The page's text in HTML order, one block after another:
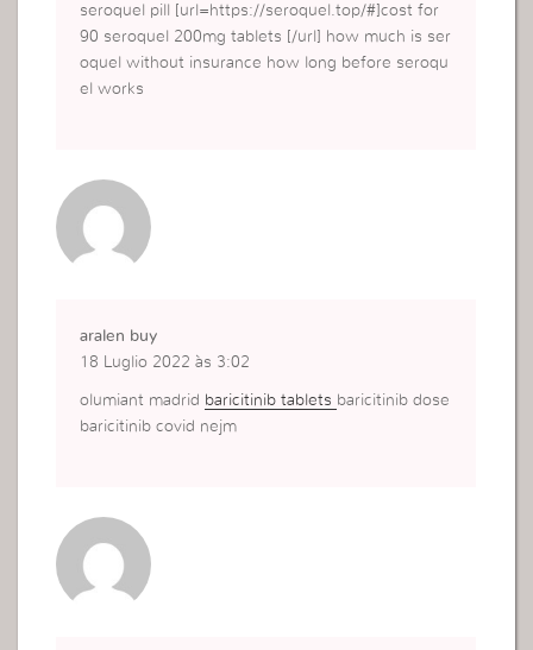
seroquel pill [url=https://seroquel.top/#]cost for
90 seroquel 200mg tablets [/url] how much is ser
oquel without insurance how long before seroqu
el works
aralen buy
18 Luglio 2022 às 3:02
olumiant madrid baricitinib tablets baricitinib dose
baricitinib covid nejm